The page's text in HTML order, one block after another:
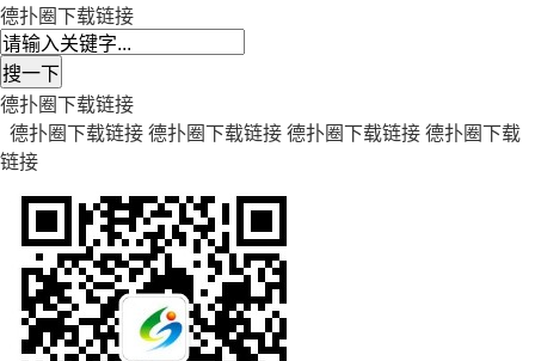
德扑圈下载链接
德扑圈下载链接
德扑圈下载链接 德扑圈下载链接 德扑圈下载链接 德扑圈下载
链接